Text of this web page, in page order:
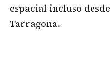
espacial incluso
Tarragona.